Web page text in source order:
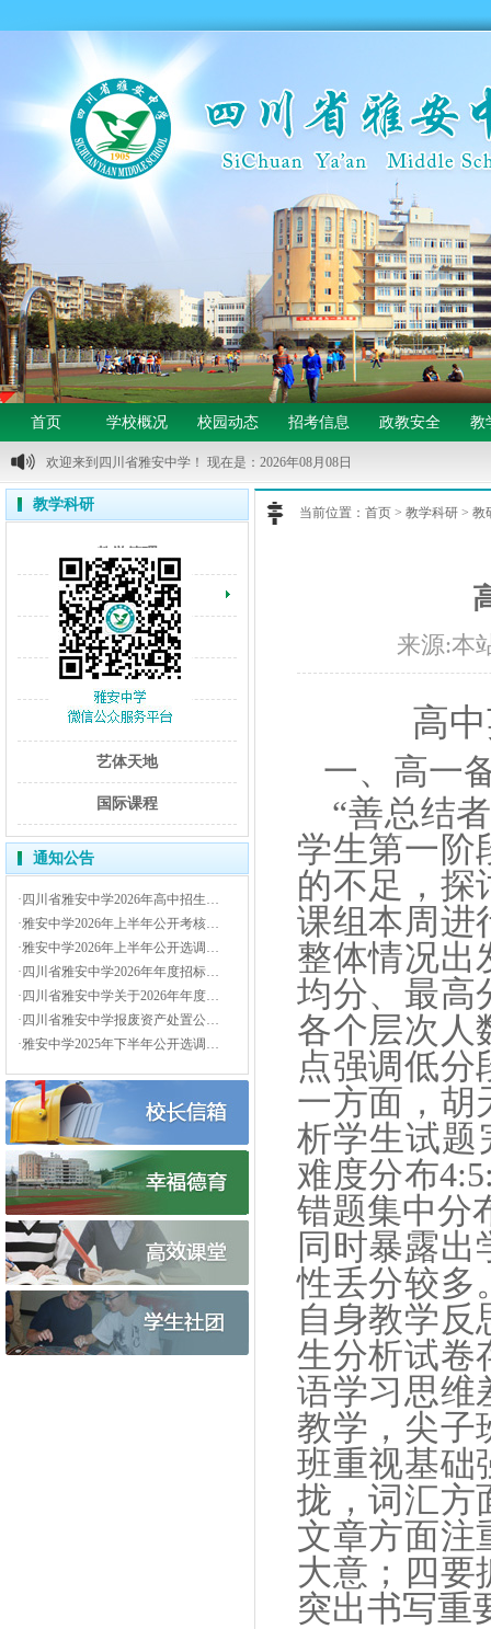
首页 学校概况 校园动态 招考信息 政教安全 教
欢迎来到四川省雅安中学！ 现在是：2026年08月08日
教学科研
教学管理
教研工作
学科网站
科研成果
科学教育
艺体天地
国际课程
通知公告
·四川省雅安中学2026年高中招生…
·雅安中学2026年上半年公开考核…
·雅安中学2026年上半年公开选调…
·四川省雅安中学2026年年度招标…
·四川省雅安中学关于2026年年度…
·四川省雅安中学报废资产处置公…
·雅安中学2025年下半年公开选调…
当前位置： 首页 > 教学科研 > 教
来源:本
高
一、高一
“善总结
学生第一阶
的不足，探
课组本周进
整体情况出
均分、最高
各个层次人
点强调低分
一方面，胡
析学生试题
难度分布
错题集中分
同时暴露
性丢分较多
自身教学反
生分析试卷
语学习思维
教学，尖子
班重视基础
拢，词汇方
文章方面注
大意；四要
突出书写重